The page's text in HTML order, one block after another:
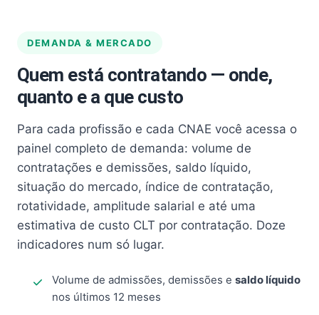
DEMANDA & MERCADO
Quem está contratando — onde,
quanto e a que custo
Para cada profissão e cada CNAE você acessa o
painel completo de demanda: volume de
contratações e demissões, saldo líquido,
situação do mercado, índice de contratação,
rotatividade, amplitude salarial e até uma
estimativa de custo CLT por contratação. Doze
indicadores num só lugar.
Volume de admissões, demissões e saldo líquido
nos últimos 12 meses